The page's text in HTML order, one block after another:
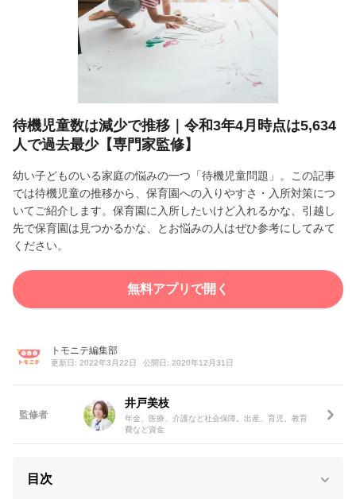
待機児童数は減少で推移｜令和3年4月時点は5,634
人で過去最少【専門家監修】
幼い子どものいる家庭の悩みの一つ「待機児童問題」。この記事
では待機児童の推移から、保育園への入りやすさ・入所対策につ
いてご紹介します。保育園に入所したいけど入れるかな、引越し
先で保育園は見つかるかな、とお悩みの人はぜひ参考にしてみて
ください。
無料アプリで開く
トモニテ編集部
更新日: 2022年3月22日 公開日: 2020年12月31日
監修者
井戸美枝
年金、医療、介護など社会保障。出産、育児、教育
費など資金
目次